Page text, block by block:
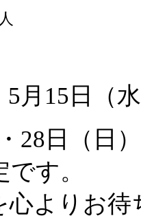
月15日（
28日（日
す。
心よりお